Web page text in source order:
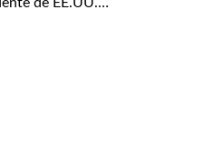
de EE.UU.…